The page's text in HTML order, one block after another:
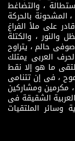
، والتضاغط
المشحونة بالحركة
على ملأ الفراغ
والنور ، والكتلة
حالم ، يتراوح
العربى يمتلك
ما هو إلا نقط
، فى إن تتنامى
مكرمين ومشاركين
الشقيقة فى
وسائر الملتقيات